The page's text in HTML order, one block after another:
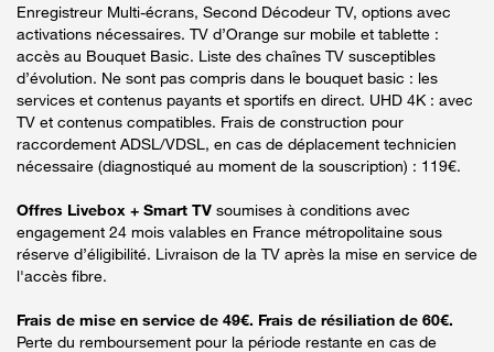
Enregistreur Multi-écrans, Second Décodeur TV, options avec
activations nécessaires. TV d’Orange sur mobile et tablette :
accès au Bouquet Basic. Liste des chaînes TV susceptibles
d’évolution. Ne sont pas compris dans le bouquet basic : les
services et contenus payants et sportifs en direct. UHD 4K : avec
TV et contenus compatibles. Frais de construction pour
raccordement ADSL/VDSL, en cas de déplacement technicien
nécessaire (diagnostiqué au moment de la souscription) : 119€.
Offres Livebox + Smart TV soumises à conditions avec
engagement 24 mois valables en France métropolitaine sous
réserve d’éligibilité. Livraison de la TV après la mise en service de
l'accès fibre.
Frais de mise en service de 49€. Frais de résiliation de 60€.
Perte du remboursement pour la période restante en cas de